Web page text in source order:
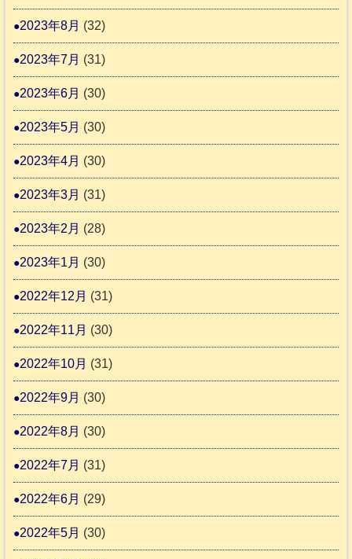
2023年8月 (32)
2023年7月 (31)
2023年6月 (30)
2023年5月 (30)
2023年4月 (30)
2023年3月 (31)
2023年2月 (28)
2023年1月 (30)
2022年12月 (31)
2022年11月 (30)
2022年10月 (31)
2022年9月 (30)
2022年8月 (30)
2022年7月 (31)
2022年6月 (29)
2022年5月 (30)